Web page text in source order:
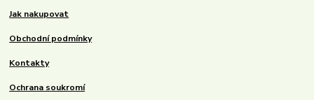
Jak nakupovat
Obchodní podmínky
Kontakty
Ochrana soukromí